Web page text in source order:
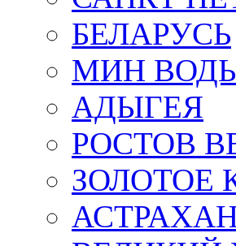
БЕЛАРУСЬ
МИН
АДЫГЕЯ
РОСТОВ
ЗОЛОТОЕ